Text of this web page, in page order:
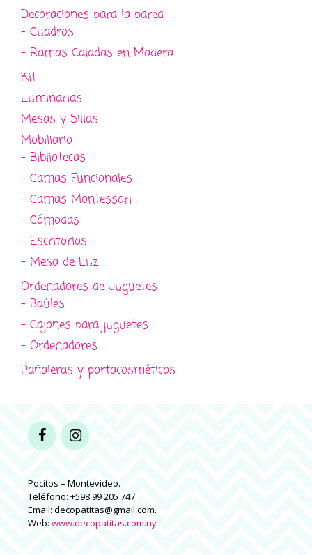
Decoraciones para la pared
- Cuadros
- Ramas Caladas en Madera
Kit
Luminarias
Mesas y Sillas
Mobiliario
- Bibliotecas
- Camas Funcionales
- Camas Montessori
- Cómodas
- Escritorios
- Mesa de Luz
Ordenadores de Juguetes
- Baúles
- Cajones para juguetes
- Ordenadores
Pañaleras y portacosméticos
Pocitos – Montevideo.
Teléfono: +598 99 205 747.
Email: decopatitas@gmail.com.
Web: www.decopatitas.com.uy